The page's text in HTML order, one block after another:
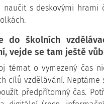
naučit s deskovými
do školních
vejde se tam ještě
témat o vymezený čas
cílů vzdělávání.
předpřítomný čas.